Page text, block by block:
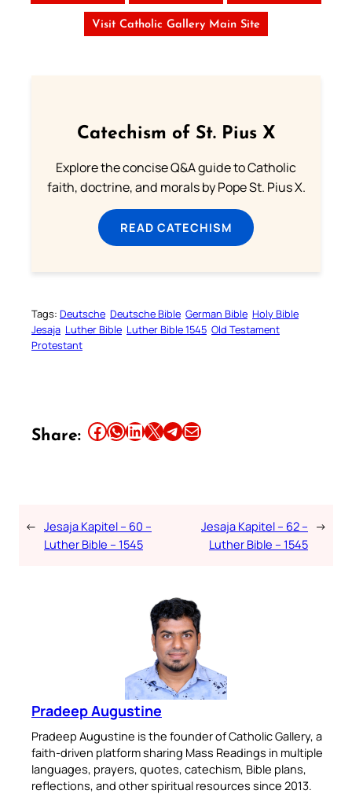
Visit Catholic Gallery Main Site
Catechism of St. Pius X
Explore the concise Q&A guide to Catholic
faith, doctrine, and morals by Pope St. Pius X.
READ CATECHISM
Tags: Deutsche Deutsche Bible German Bible Holy Bible
Jesaja Luther Bible Luther Bible 1545 Old Testament
Protestant
Share: Share this article on Facebook Share this article on WhatsApp Share this article on LinkedIn Share this article on X Share this article on TelegramEmail this Article
← Jesaja Kapitel – 60 –
Luther Bible – 1545
Jesaja Kapitel – 62 –
Luther Bible – 1545
→
Pradeep Augustine
Pradeep Augustine is the founder of Catholic Gallery, a
faith-driven platform sharing Mass Readings in multiple
languages, prayers, quotes, catechism, Bible plans,
reflections, and other spiritual resources since 2013.